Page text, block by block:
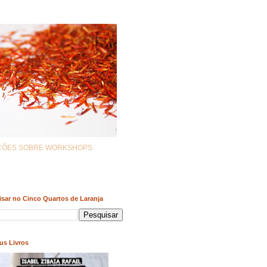
SOBRE WORKSHOPS
no Cinco Quartos de Laranja
Livros